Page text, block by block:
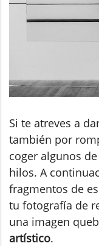
Si te atreves a
también por
coger algunos
hilos. A
fragmentos de
tu fotografía de
una imagen
artístico.